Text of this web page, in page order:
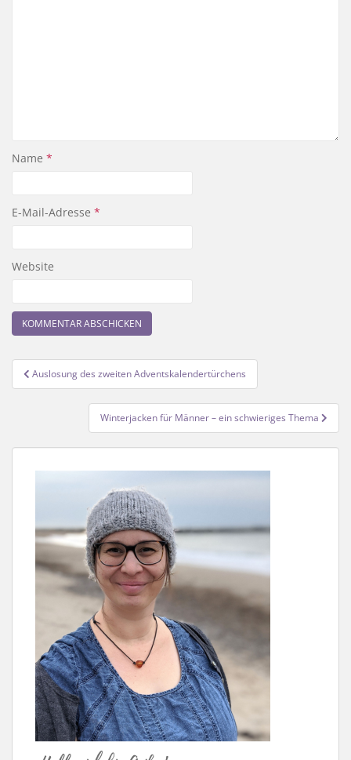
Name *
E-Mail-Adresse *
Website
Beitragsnavigation
Auslosung des zweiten Adventskalendertürchens
Winterjacken für Männer – ein schwieriges Thema